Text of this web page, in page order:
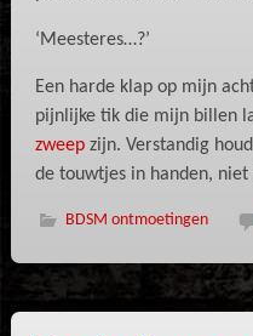
‘Meesteres…?’
Een harde klap op mijn
pijnlijke tik die mijn billen
zweepzijn. Verstandig
de touwtjes in handen, niet
BDSM ontmoetingen